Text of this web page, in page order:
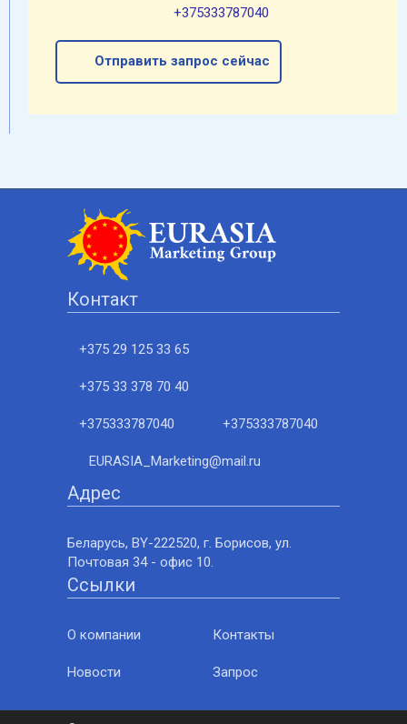
+375333787040
Отправить запрос сейчас
Контакт
+375 29 125 33 65
+375 33 378 70 40
+375333787040 +375333787040
EURASIA_Marketing@mail.ru
Адрес
Беларусь, BY-222520, г. Борисов, ул.
Почтовая 34 - офис 10.
Ссылки
О компании Контакты
Новости Запрос